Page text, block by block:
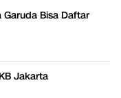
Garuda Bisa Daftar
Jakarta